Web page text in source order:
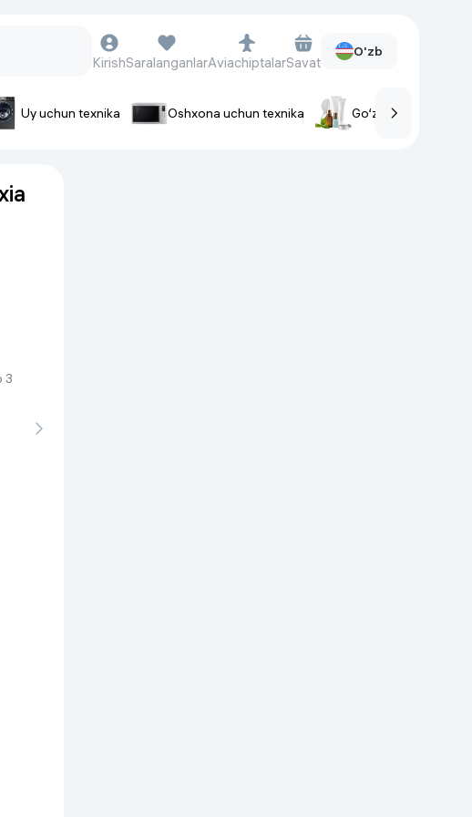
KirishSaralanganlarAviachiptalarSavat
O'zb
Uy uchun texnika Oshxona uchun texnika Go‘zallik va parvarish
3